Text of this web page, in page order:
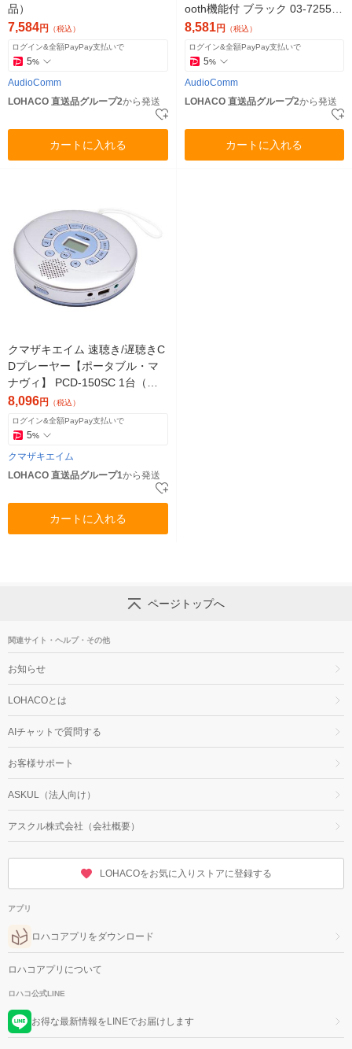
品）
7,584円 （税込）
ログイン&全額PayPay支払いで
5%
AudioComm
LOHACO 直送品グループ2から発送
カートに入れる
ooth機能付 ブラック 03-7255 1
個（直送品）
8,581円 （税込）
ログイン&全額PayPay支払いで
5%
AudioComm
LOHACO 直送品グループ2から発送
カートに入れる
クマザキエイム 速聴き/遅聴きC
Dプレーヤー【ポータブル・マ
ナヴィ】 PCD-150SC 1台（直
送品）
8,096円 （税込）
ログイン&全額PayPay支払いで
5%
クマザキエイム
LOHACO 直送品グループ1から発送
カートに入れる
ページトップへ
関連サイト・ヘルプ・その他
お知らせ
LOHACOとは
AIチャットで質問する
お客様サポート
ASKUL（法人向け）
アスクル株式会社（会社概要）
LOHACOをお気に入りストアに登録する
アプリ
ロハコアプリをダウンロード
ロハコアプリについて
ロハコ公式LINE
お得な最新情報をLINEでお届けします